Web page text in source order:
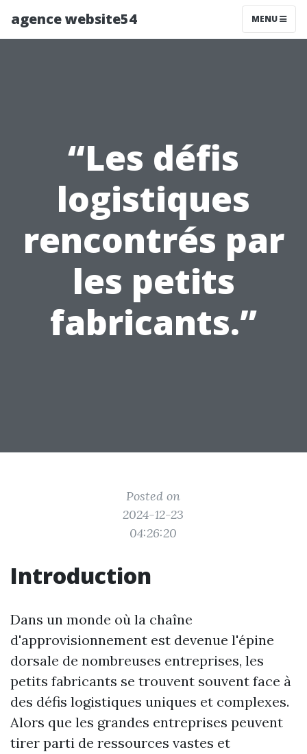
agence website54 MENU
“Les défis
logistiques
rencontrés par
les petits
fabricants.”
Posted on
2024-12-23
04:26:20
Introduction
Dans un monde où la chaîne
d'approvisionnement est devenue l'épine
dorsale de nombreuses entreprises, les
petits fabricants se trouvent souvent face à
des défis logistiques uniques et complexes.
Alors que les grandes entreprises peuvent
tirer parti de ressources vastes et